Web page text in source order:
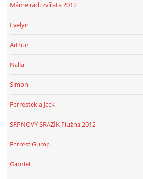
Máme rádi zvířata 2012
Evelyn
Arthur
Nalla
Simon
Forrestek a Jack
SRPNOVÝ SRAZÍK Plužná 2012
Forrest Gump
Gabriel